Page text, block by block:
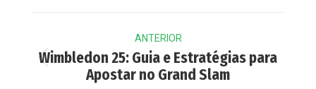
navigation
ANTERIOR
Previous
post:
Wimbledon 25: Guia e Estratégias para
Apostar no Grand Slam